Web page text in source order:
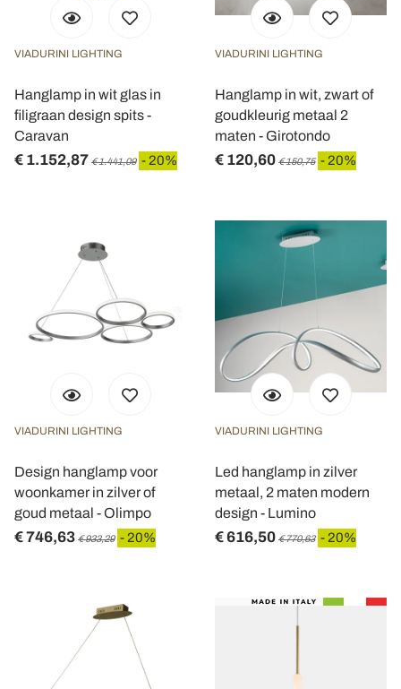
VIADURINI LIGHTING
Hanglamp in wit glas in
filigraan design spits -
Caravan
€ 1.152,87 € 1.441,09 - 20%
VIADURINI LIGHTING
Hanglamp in wit, zwart of
goudkleurig metaal 2
maten - Girotondo
€ 120,60 € 150,75 - 20%
VIADURINI LIGHTING
Design hanglamp voor
woonkamer in zilver of
goud metaal - Olimpo
€ 746,63 € 933,29 - 20%
VIADURINI LIGHTING
Led hanglamp in zilver
metaal, 2 maten modern
design - Lumino
€ 616,50 € 770,63 - 20%